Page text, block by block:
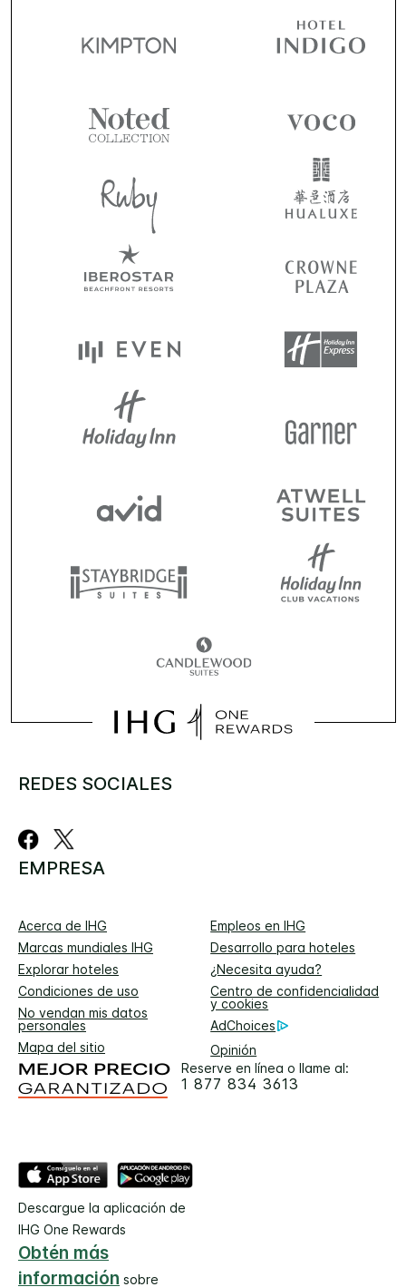
REDES SOCIALES
EMPRESA
Acerca de IHG
Empleos en IHG
Marcas mundiales IHG
Desarrollo para hoteles
Explorar hoteles
¿Necesita ayuda?
Condiciones de uso
Centro de confidencialidad
y cookies
No vendan mis datos
personales
AdChoices
Mapa del sitio
Opinión
Reserve en línea o llame al:
1 877 834 3613
Descargue la aplicación de
IHG One Rewards
Obtén más
información sobre